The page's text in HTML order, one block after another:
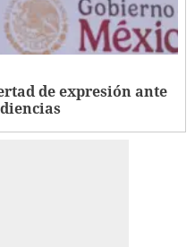
de expresión ante